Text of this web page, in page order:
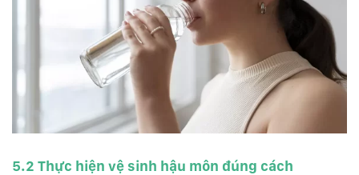
5.2 Thực hiện vệ sinh hậu môn đúng cách